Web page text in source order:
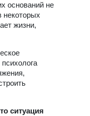
оснований не
некоторых
жизни,
ситуация